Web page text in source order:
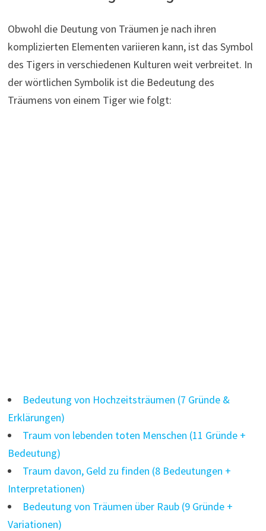
Obwohl die Deutung von Träumen je nach ihren
komplizierten Elementen variieren kann, ist das Symbol
des Tigers in verschiedenen Kulturen weit verbreitet. In
der wörtlichen Symbolik ist die Bedeutung des
Träumens von einem Tiger wie folgt:
Bedeutung von Hochzeitsträumen (7 Gründe &
Erklärungen)
Traum von lebenden toten Menschen (11 Gründe +
Bedeutung)
Traum davon, Geld zu finden (8 Bedeutungen +
Interpretationen)
Bedeutung von Träumen über Raub (9 Gründe +
Variationen)